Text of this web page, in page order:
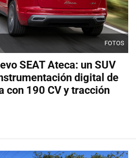
FOTOS
SEAT Ateca: un SUV
digital de
con 190 CV y tracción